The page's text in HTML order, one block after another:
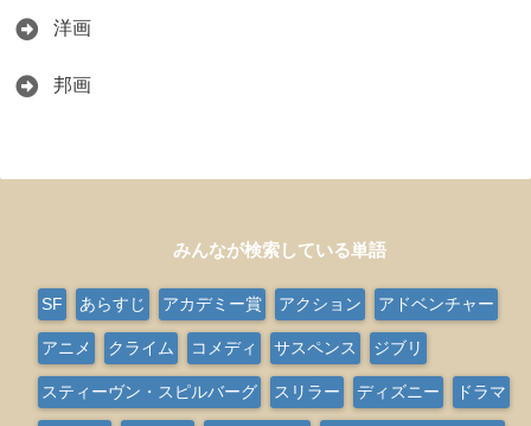
洋画
邦画
みんなが検索している単語
SF あらすじ アカデミー賞 アクション アドベンチャー
アニメ クライム コメディ サスペンス ジブリ
スティーヴン・スピルバーグ スリラー ディズニー ドラマ